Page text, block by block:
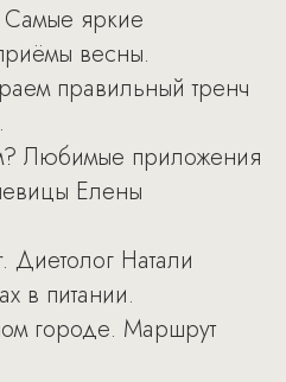
яркие
весны.
правильный тренч
Любимые приложения
Елены
Диетолог Натали
в питании.
городе. Маршрут